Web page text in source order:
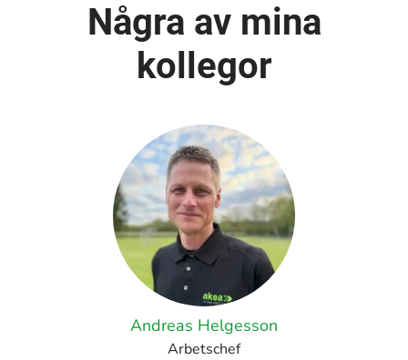
Några av mina
kollegor
Andreas Helgesson
Arbetschef